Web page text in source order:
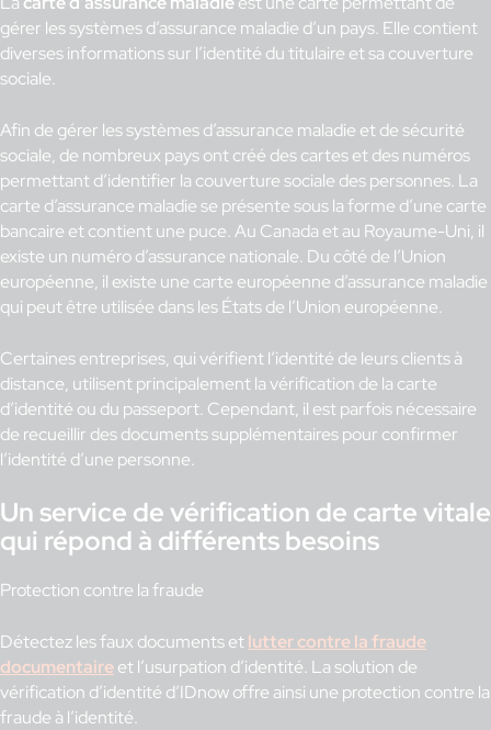
gérer les systèmes d’assurance maladie d’un pays. Elle contient
diverses informations sur l’identité du titulaire et sa couverture
sociale.
Afin de gérer les systèmes d’assurance maladie et de sécurité
sociale, de nombreux pays ont créé des cartes et des numéros
permettant d’identifier la couverture sociale des personnes. La
carte d’assurance maladie se présente sous la forme d’une carte
bancaire et contient une puce. Au Canada et au Royaume-Uni, il
existe un numéro d’assurance nationale. Du côté de l’Union
européenne, il existe une carte européenne d’assurance maladie
qui peut être utilisée dans les États de l’Union européenne.
Certaines entreprises, qui vérifient l’identité de leurs clients à
distance, utilisent principalement la vérification de la carte
d’identité ou du passeport. Cependant, il est parfois nécessaire
de recueillir des documents supplémentaires pour confirmer
l’identité d’une personne.
Un service de vérification de carte vitale
qui répond à différents besoins
Protection contre la fraude
Détectez les faux documents etlutter contre la fraude
documentaireet l’usurpation d’identité. La solution de
vérification d’identité d’IDnow offre ainsi une protection contre la
fraude à l’identité.